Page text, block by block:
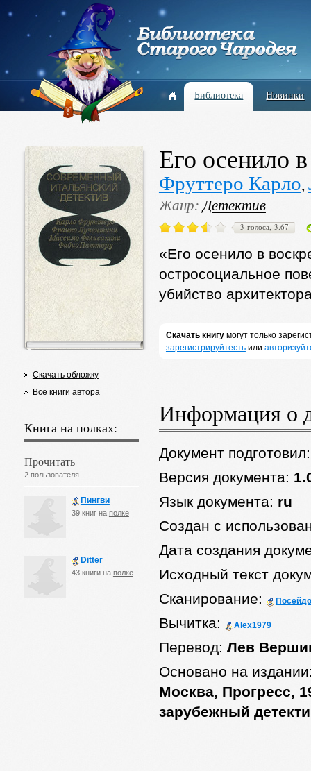
Библиотека Новинки
Скачать обложку
Все книги автора
Книга на полках:
Прочитать
2 пользователя
Пингви
39 книг на полке
Ditter
43 книги на полке
Его осенило
Фруттеро Карло,
Жанр:Детектив
3 голоса, 3.67
«Его осенило в
остросоциальное
убийство
Скачать книгумогут только
зарегистрируйтестьили
Информация о
Документ
Версия документа:
Язык документа: ru
Создан с
Дата создания
Исходный текст
Сканирование:
Вычитка: Alex1979
Перевод: Лев
Основано на
Москва, Прогресс,
зарубежный